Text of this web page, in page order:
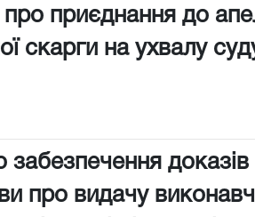
приєднання до
скарги на ухвалу
забезпечення
про видачу